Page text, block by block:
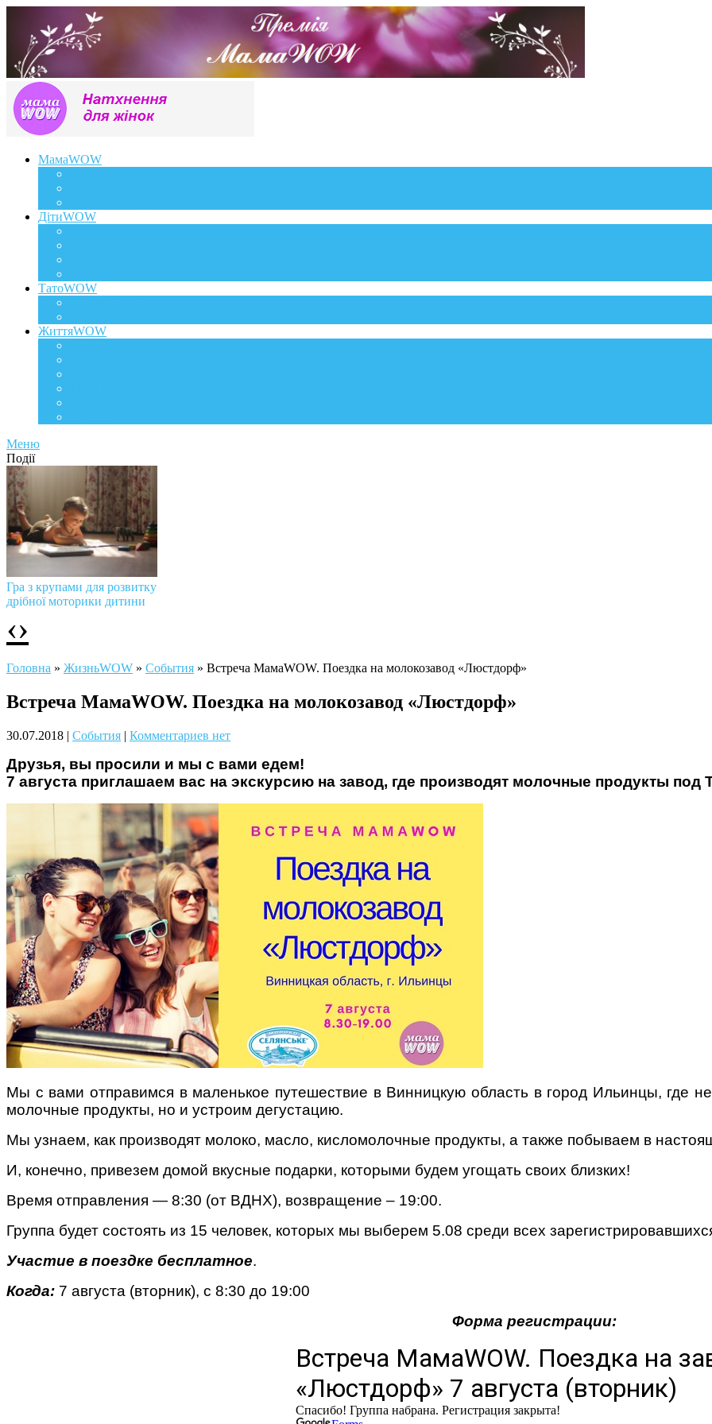
МамаWOW
ДітиWOW
ТатоWOW
ЖиттяWOW
Меню
Події
Гра з крупами для розвитку
дрібної моторики дитини
Чому дітям корисно читати
Материнське вигорання: як
собі допомогти
Як підготувати дитину до
навчального року? Поради
лікаря батькам
особистісний розвиток в
Ми запитали у зіркових
‹›
Головна » ЖизньWOW » События » Встреча МамаWOW. Поездка на молокозавод «Люстдорф»
Встреча МамаWOW. Поездка на молокозавод «Люстдорф»
30.07.2018 | События | Комментариев нет
Друзья, вы просили и мы с вами едем!
7 августа приглашаем вас на экскурсию на завод, где производят молочные продукты под
Мы с вами отправимся в маленькое путешествие в Винницкую область в город Ильинцы, где
молочные продукты, но и устроим дегустацию.
Мы узнаем, как производят молоко, масло, кисломолочные продукты, а также побываем в
И, конечно, привезем домой вкусные подарки, которыми будем угощать своих близких!
Время отправления — 8:30 (от ВДНХ), возвращение – 19:00.
Группа будет состоять из 15 человек, которых мы выберем 5.08 среди всех
Участие в поездке бесплатное.
Когда: 7 августа (вторник), с 8:30 до 19:00
Форма регистрации: